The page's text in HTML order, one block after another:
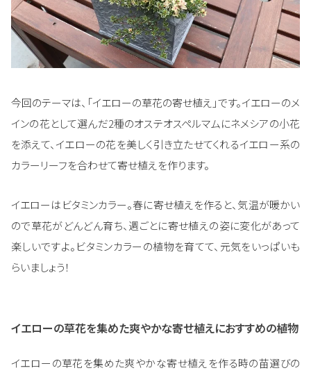
今回のテーマは、「イエローの草花の寄せ植え」です。イエローのメ
インの花として選んだ2種のオステオスペルマムにネメシアの小花
を添えて、イエローの花を美しく引き立たせてくれるイエロー系の
カラーリーフを合わせて寄せ植えを作ります。
イエローはビタミンカラー。春に寄せ植えを作ると、気温が暖かい
ので草花がどんどん育ち、週ごとに寄せ植えの姿に変化があって
楽しいですよ。ビタミンカラーの植物を育てて、元気をいっぱいも
らいましょう！
イエローの草花を集めた爽やかな寄せ植えにおすすめの植物
イエローの草花を集めた爽やかな寄せ植えを作る時の苗選びの